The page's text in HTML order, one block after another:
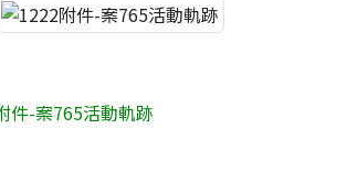
件-案765活動軌跡